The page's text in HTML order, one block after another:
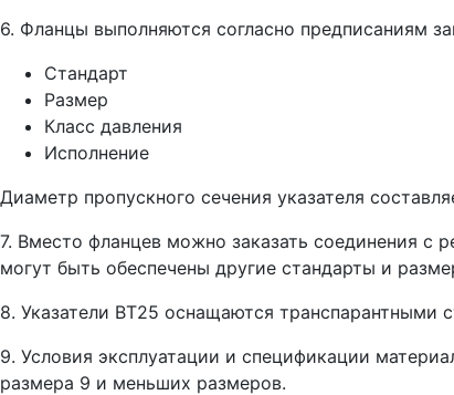
6. Фланцы выполняются согласно предписаниям
Стандарт
Размер
Класс давления
Исполнение
Диаметр пропускного сечения указателя
7. Вместо фланцев можно заказать соединения с
могут быть обеспечены другие стандарты и
8. Указатели BT25 оснащаются транспарантными
9. Условия эксплуатации и спецификации
размера 9 и меньших размеров.